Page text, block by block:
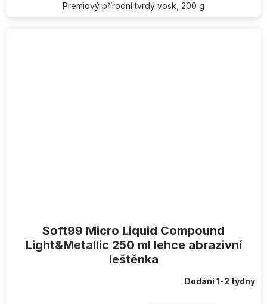
Premiový přírodní tvrdý vosk, 200 g
Soft99 Micro Liquid Compound
Light&Metallic 250 ml lehce abrazivní
leštěnka
Dodání 1-2 týdny